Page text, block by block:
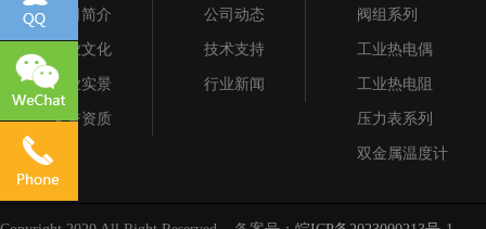
公司简介
企业文化
企业实景
荣誉资质
公司动态
技术支持
行业新闻
阀组系列
工业热电偶
工业热电阻
压力表系列
双金属温度计
阀门